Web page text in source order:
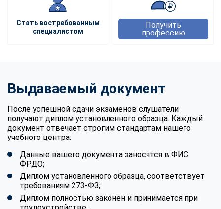
Стать востребованным
специалистом
Получить
профессию
Выдаваемый документ
После успешной сдачи экзаменов слушатели
получают диплом установленного образца. Каждый
документ отвечает строгим стандартам нашего
учебного центра:
Данные вашего документа заносятся в ФИС
ФРДО;
Диплом установленного образца, соответствует
требованиям 273-ФЗ;
Диплом полностью законен и принимается при